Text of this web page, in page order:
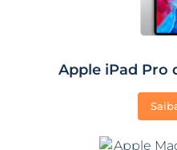
Apple iPad Pro